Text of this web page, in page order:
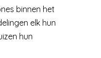
binnen het
elk hun
hun